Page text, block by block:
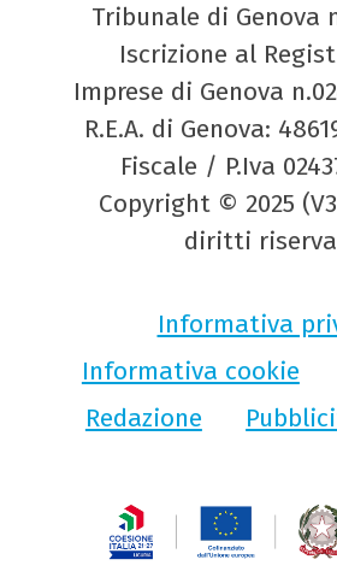
Tribunale di Genova
Iscrizione al
Imprese di Genova
R.E.A. di Genova:
Fiscale / P.Iva
Copyright © 2025
diritti
Informativa
Informativa cookie
Redazione